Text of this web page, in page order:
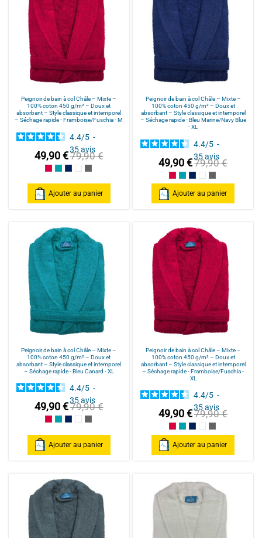
Peignoir de bain à col Châle – Mixte –
100% coton 450 g/m² – Doux et
absorbant – Style classique et intemporel
– Séchage rapide - Framboise/Fuschia - M
4.4/5 -
35avis
49,90 €79,90 €
Framboise/Fuschia
Bleu Canard
Bleu Marine/Navy Blue
Blanc/White
Anthracite/Dark Grey
Ajouter au panier
Peignoir de bain à col Châle – Mixte –
100% coton 450 g/m² – Doux et
absorbant – Style classique et intemporel
– Séchage rapide - Bleu Marine/Navy Blue
- XL
4.4/5 -
35avis
49,90 €79,90 €
Framboise/Fuschia
Bleu Canard
Bleu Marine/Navy
Blanc/White
Anthracite/
Ajouter au panier
Peignoir de bain à col Châle – Mixte –
100% coton 450 g/m² – Doux et
absorbant – Style classique et intemporel
– Séchage rapide - Bleu Canard - XL
4.4/5 -
35avis
49,90 €79,90 €
Framboise/Fuschia
Bleu Canard
Bleu Marine/Navy Blue
Blanc/White
Anthracite/Dark Grey
Ajouter au panier
Peignoir de bain à col Châle – Mixte –
100% coton 450 g/m² – Doux et
absorbant – Style classique et intemporel
– Séchage rapide - Framboise/Fuschia -
XL
4.4/5 -
35avis
49,90 €79,90 €
Framboise/Fuschia
Bleu Canard
Bleu Marine/Navy
Blanc/White
Anthracite/
Ajouter au panier